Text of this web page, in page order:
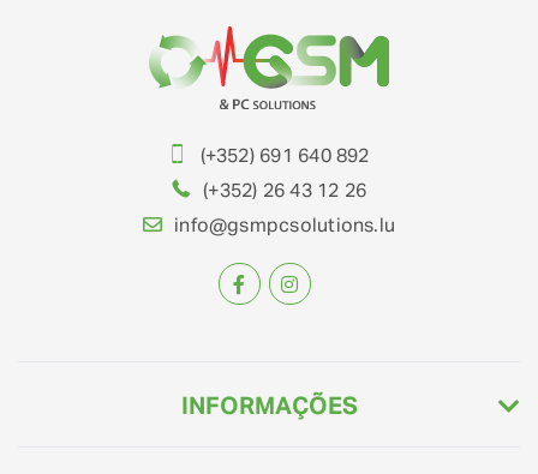
(+352) 691 640 892
(+352) 26 43 12 26
info@gsmpcsolutions.lu
INFORMAÇÕES